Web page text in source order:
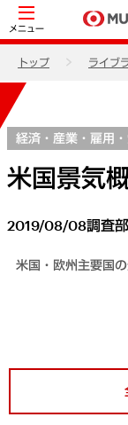
メニュー
トップ ライブ
経済・産業・雇用
米国景気
2019/08/08調査部
米国・欧州主要国